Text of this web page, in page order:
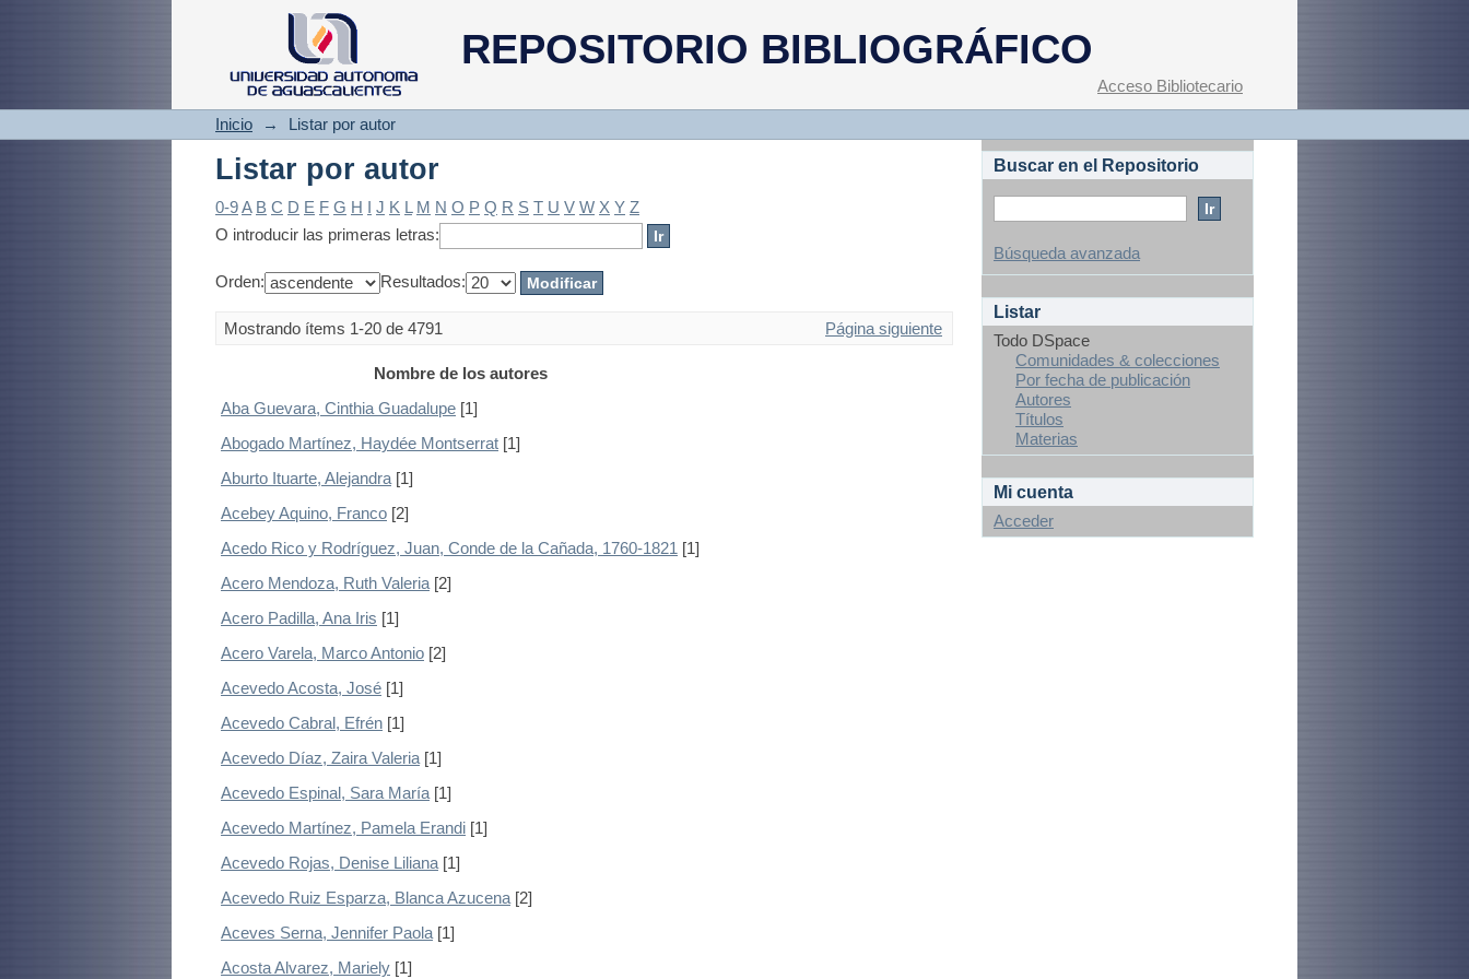
REPOSITORIO BIBLIOGRÁFICO
Listar por autor
Acceso Bibliotecario
Inicio → Listar por autor
Listar por autor
0-9A B C D E F G H I J K L M N O P Q R S T U V W X Y Z
O introducir las primeras letras:
Orden: Resultados:
Mostrando ítems 1-20 de 4791 Página siguiente
Nombre de los autores
Aba Guevara, Cinthia Guadalupe [1]
Abogado Martínez, Haydée Montserrat [1]
Aburto Ituarte, Alejandra [1]
Acebey Aquino, Franco [2]
Acedo Rico y Rodríguez, Juan, Conde de la Cañada, 1760-1821 [1]
Acero Mendoza, Ruth Valeria [2]
Acero Padilla, Ana Iris [1]
Acero Varela, Marco Antonio [2]
Acevedo Acosta, José [1]
Acevedo Cabral, Efrén [1]
Acevedo Díaz, Zaira Valeria [1]
Acevedo Espinal, Sara María [1]
Acevedo Martínez, Pamela Erandi [1]
Acevedo Rojas, Denise Liliana [1]
Acevedo Ruiz Esparza, Blanca Azucena [2]
Aceves Serna, Jennifer Paola [1]
Acosta Alvarez, Mariely [1]
Buscar en el Repositorio
Búsqueda avanzada
Listar
Todo DSpace
Comunidades & colecciones
Por fecha de publicación
Autores
Títulos
Materias
Mi cuenta
Acceder